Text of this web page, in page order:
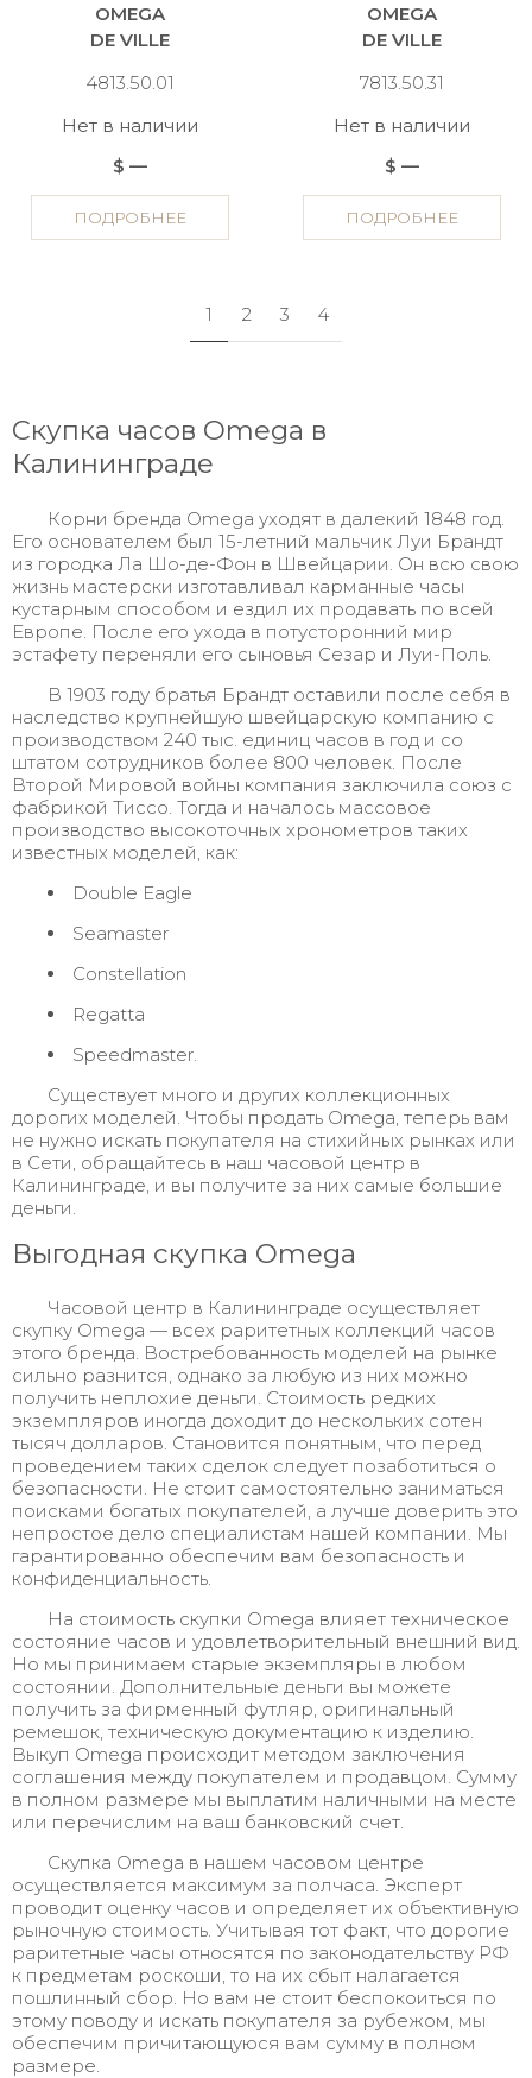
OMEGA
DE VILLE
4813.50.01
Нет в наличии
$ —
ПОДРОБНЕЕ
OMEGA
DE VILLE
7813.50.31
Нет в наличии
$ —
ПОДРОБНЕЕ
1 2 3 4
Скупка часов Omega в
Калининграде
Корни бренда Omega уходят в далекий 1848 год.
Его основателем был 15-летний мальчик Луи Брандт
из городка Ла Шо-де-Фон в Швейцарии. Он всю свою
жизнь мастерски изготавливал карманные часы
кустарным способом и ездил их продавать по всей
Европе. После его ухода в потусторонний мир
эстафету переняли его сыновья Сезар и Луи-Поль.
В 1903 году братья Брандт оставили после себя в
наследство крупнейшую швейцарскую компанию с
производством 240 тыс. единиц часов в год и со
штатом сотрудников более 800 человек. После
Второй Мировой войны компания заключила союз с
фабрикой Тиссо. Тогда и началось массовое
производство высокоточных хронометров таких
известных моделей, как:
Double Eagle
Seamaster
Constellation
Regatta
Speedmaster.
Существует много и других коллекционных
дорогих моделей. Чтобы продать Omega, теперь вам
не нужно искать покупателя на стихийных рынках или
в Сети, обращайтесь в наш часовой центр в
Калининграде, и вы получите за них самые большие
деньги.
Выгодная скупка Omega
Часовой центр в Калининграде осуществляет
скупку Omega — всех раритетных коллекций часов
этого бренда. Востребованность моделей на рынке
сильно разнится, однако за любую из них можно
получить неплохие деньги. Стоимость редких
экземпляров иногда доходит до нескольких сотен
тысяч долларов. Становится понятным, что перед
проведением таких сделок следует позаботиться о
безопасности. Не стоит самостоятельно заниматься
поисками богатых покупателей, а лучше доверить это
непростое дело специалистам нашей компании. Мы
гарантированно обеспечим вам безопасность и
конфиденциальность.
На стоимость скупки Omega влияет техническое
состояние часов и удовлетворительный внешний вид.
Но мы принимаем старые экземпляры в любом
состоянии. Дополнительные деньги вы можете
получить за фирменный футляр, оригинальный
ремешок, техническую документацию к изделию.
Выкуп Omega происходит методом заключения
соглашения между покупателем и продавцом. Сумму
в полном размере мы выплатим наличными на месте
или перечислим на ваш банковский счет.
Скупка Omega в нашем часовом центре
осуществляется максимум за полчаса. Эксперт
проводит оценку часов и определяет их объективную
рыночную стоимость. Учитывая тот факт, что дорогие
раритетные часы относятся по законодательству РФ
к предметам роскоши, то на их сбыт налагается
пошлинный сбор. Но вам не стоит беспокоиться по
этому поводу и искать покупателя за рубежом, мы
обеспечим причитающуюся вам сумму в полном
размере.